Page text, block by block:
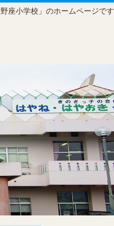
座小学校」のホームページです